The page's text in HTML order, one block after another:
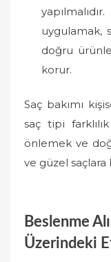
uygulamak,
doğru
korur.
Saç bakımı
saç tipi
önlemek ve
ve güzel saçlara
Beslenme
Üzerindeki